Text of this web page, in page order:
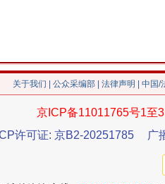
魏明亮
关于我们 公众采编部 法律声明 | 中国
京ICP备11011765号1至
许可证: 京B2-20251785
广